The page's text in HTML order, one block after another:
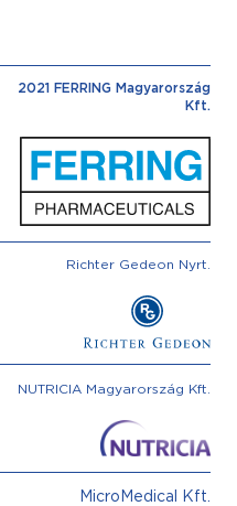
2021 FERRING Magyarország
Kft.
Richter Gedeon Nyrt.
NUTRICIA Magyarország Kft.
MicroMedical Kft.